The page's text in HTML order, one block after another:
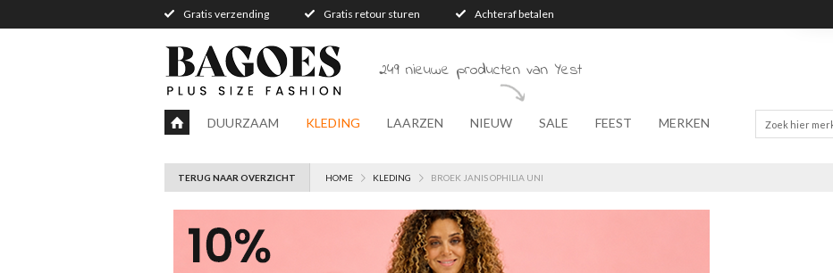
Gratis verzending Gratis retour sturen Achteraf betalen
249 nieuwe producten van Yest
DUURZAAM KLEDING LAARZEN NIEUW SALE FEEST MERKEN
TERUG NAAR OVERZICHT HOME KLEDING BROEK JANIS OPHILIA UNI